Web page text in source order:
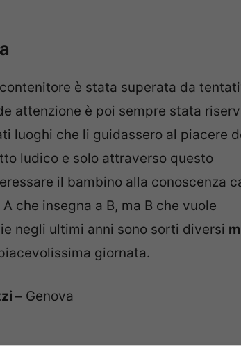
è stata superata da
attenzione è poi sempre stata
luoghi che li guidassero al piacere
ludico e solo attraverso questo
il bambino alla conoscenza
che insegna a B, ma B che vuole
negli ultimi anni sono sorti diversi
giornata.
– Genova